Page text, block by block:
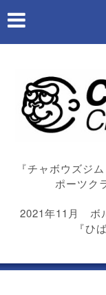
『チャボウズ
ポーツク
2021年11月 ボ
『ひ